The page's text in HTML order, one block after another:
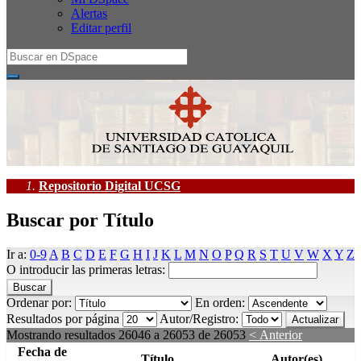
Alertas
Editar perfil
Repositorio Digital UCSG
Buscar por Título
Ir a: 0-9 A B C D E F G H I J K L M N O P Q R S T U V W X Y Z
O introducir las primeras letras:
Ordenar por:
En orden:
Resultados por página
Autor/Registro:
Mostrando resultados 26046 a 26053 de 26053 < Anterior
Fecha de